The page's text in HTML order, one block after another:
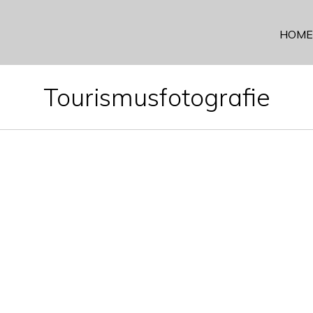
HOME
Tourismusfotografie